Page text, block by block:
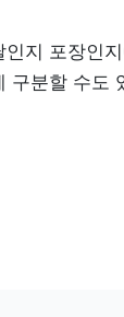
지 포장인
구분할 수도